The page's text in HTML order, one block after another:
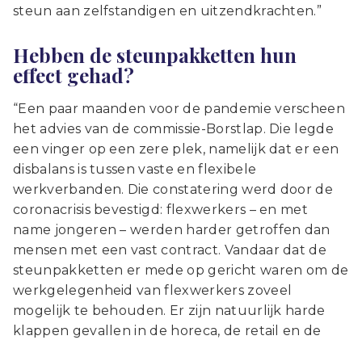
steun aan zelfstandigen en uitzendkrachten.”
Hebben de steunpakketten hun
effect gehad?
“Een paar maanden voor de pandemie verscheen
het advies van de commissie-Borstlap. Die legde
een vinger op een zere plek, namelijk dat er een
disbalans is tussen vaste en flexibele
werkverbanden. Die constatering werd door de
coronacrisis bevestigd: flexwerkers – en met
name jongeren – werden harder getroffen dan
mensen met een vast contract. Vandaar dat de
steunpakketten er mede op gericht waren om de
werkgelegenheid van flexwerkers zoveel
mogelijk te behouden. Er zijn natuurlijk harde
klappen gevallen in de horeca, de retail en de